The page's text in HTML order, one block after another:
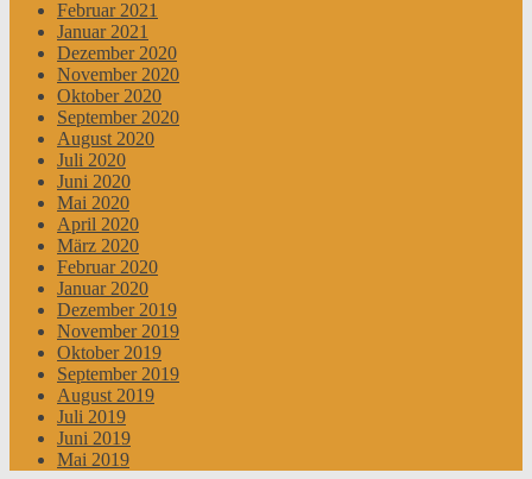
Februar 2021
Januar 2021
Dezember 2020
November 2020
Oktober 2020
September 2020
August 2020
Juli 2020
Juni 2020
Mai 2020
April 2020
März 2020
Februar 2020
Januar 2020
Dezember 2019
November 2019
Oktober 2019
September 2019
August 2019
Juli 2019
Juni 2019
Mai 2019